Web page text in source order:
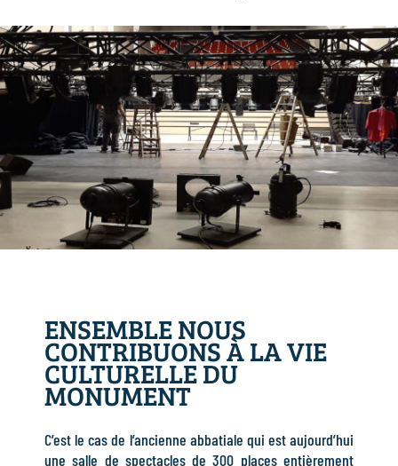
ENSEMBLE NOUS
CONTRIBUONS À LA VIE
CULTURELLE DU
MONUMENT
C’est le cas de l’ancienne abbatiale qui est aujourd’hui
une salle de spectacles de 300 places entièrement